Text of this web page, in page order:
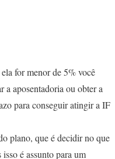
for menor de 5% você
a aposentadoria ou obter a
para conseguir atingir a IF
plano, que é decidir no que
é assunto para um